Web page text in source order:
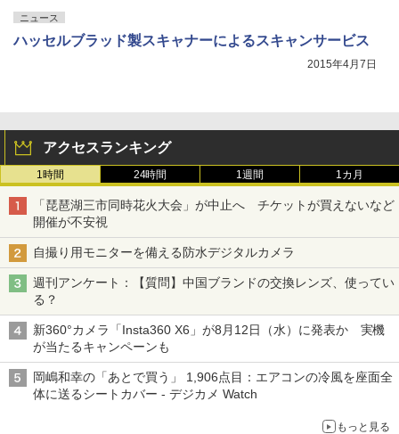
ニュース
ハッセルブラッド製スキャナーによるスキャンサービス
2015年4月7日
アクセスランキング
1時間 24時間 1週間 1カ月
「琵琶湖三市同時花火大会」が中止へ チケットが買えないなど
開催が不安視
自撮り用モニターを備える防水デジタルカメラ
週刊アンケート：【質問】中国ブランドの交換レンズ、使ってい
る？
新360°カメラ「Insta360 X6」が8月12日（水）に発表か 実機
が当たるキャンペーンも
岡嶋和幸の「あとで買う」 1,906点目：エアコンの冷風を座面全
体に送るシートカバー - デジカメ Watch
もっと見る